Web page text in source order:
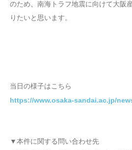
のため、南海トラフ地震に向けて大阪
りたいと思います。
当日の様子はこちら
https://www.osaka-sandai.ac.jp/
▼本件に関する問い合わせ先